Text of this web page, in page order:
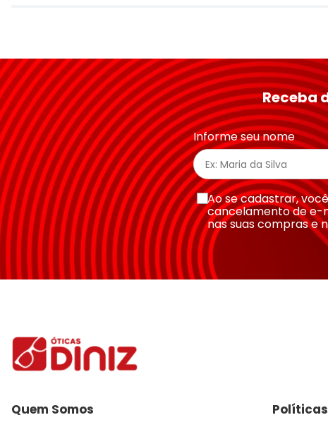
★★★★★
Seu nome
Endereço de email
Escreva uma avaliação
Receba
Informe seu nome
Ao se cadastrar,
cancelamento de e-
nas suas compras e
Quem Somos